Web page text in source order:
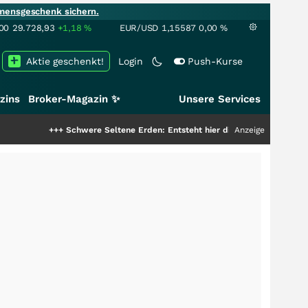
sichern.
29.728,93 +1,18% EUR/USD 1,15587 0,00 %
Login Push-Kurse
Aktie geschenkt!
Broker-Magazin ✨ Unsere Services
Schwere Seltene Erden: Entsteht hier die nächste Milliardenstory?
Anzeige